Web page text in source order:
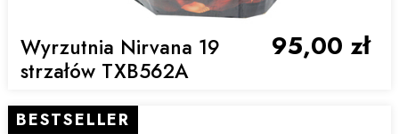
Wyrzutnia Nirvana 19
strzałów TXB562A
95,00 zł
BESTSELLER